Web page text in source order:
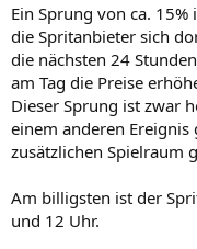
Ein Sprung von ca.
die Spritanbieter sich
die nächsten 24
am Tag die Preise
Dieser Sprung ist zwar
einem anderen
zusätzlichen Spielraum
Am billigsten ist der
und 12 Uhr.